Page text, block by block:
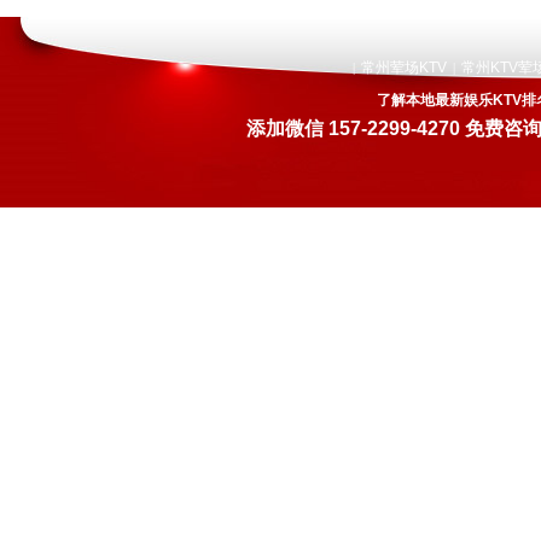
常州荤场KTV
常州KTV荤
了解本地最新娱乐KTV
添加微信157-2299-4270 免费咨